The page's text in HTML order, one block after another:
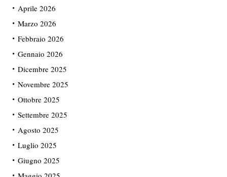
Aprile 2026
Marzo 2026
Febbraio 2026
Gennaio 2026
Dicembre 2025
Novembre 2025
Ottobre 2025
Settembre 2025
Agosto 2025
Luglio 2025
Giugno 2025